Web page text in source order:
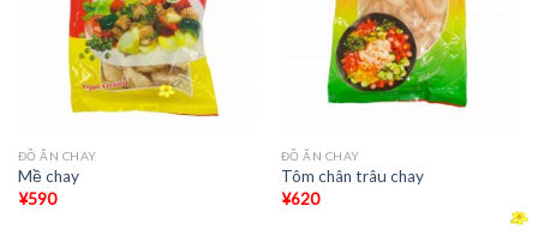
ĐỒ ĂN CHAY
Mề chay
¥590
ĐỒ ĂN CHAY
Tôm chân trâu chay
¥620